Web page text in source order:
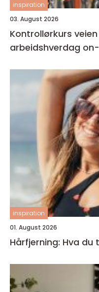
inspiration
03. August 2026
Kontrollørkurs veien til tryggere
arbeidshverdag
inspiration
01. August 2026
Hårfjerning: Hva du